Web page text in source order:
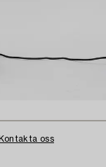
Kontakta oss